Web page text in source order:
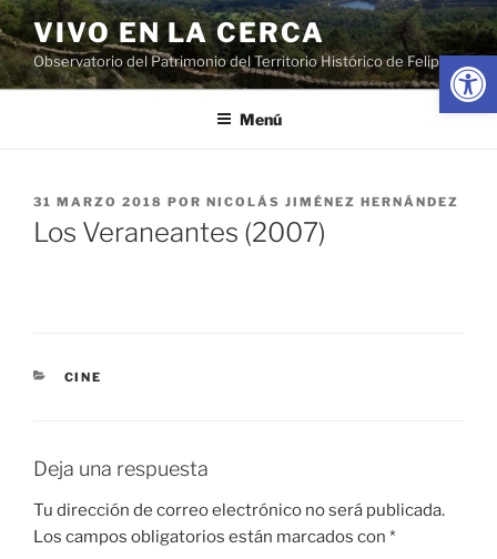
Abrir
Saltar
al
contenido
VIVO EN LA CERCA
Observatorio del Patrimonio del Territorio Histórico de Felipe II
Menú
PUBLICADO
EL
31 MARZO 2018 POR NICOLÁS JIMÉNEZ HERNÁNDEZ
Los Veraneantes (2007)
CATEGORÍAS
CINE
Deja una respuesta
Tu dirección de correo electrónico no será publicada.
Los campos obligatorios están marcados con *